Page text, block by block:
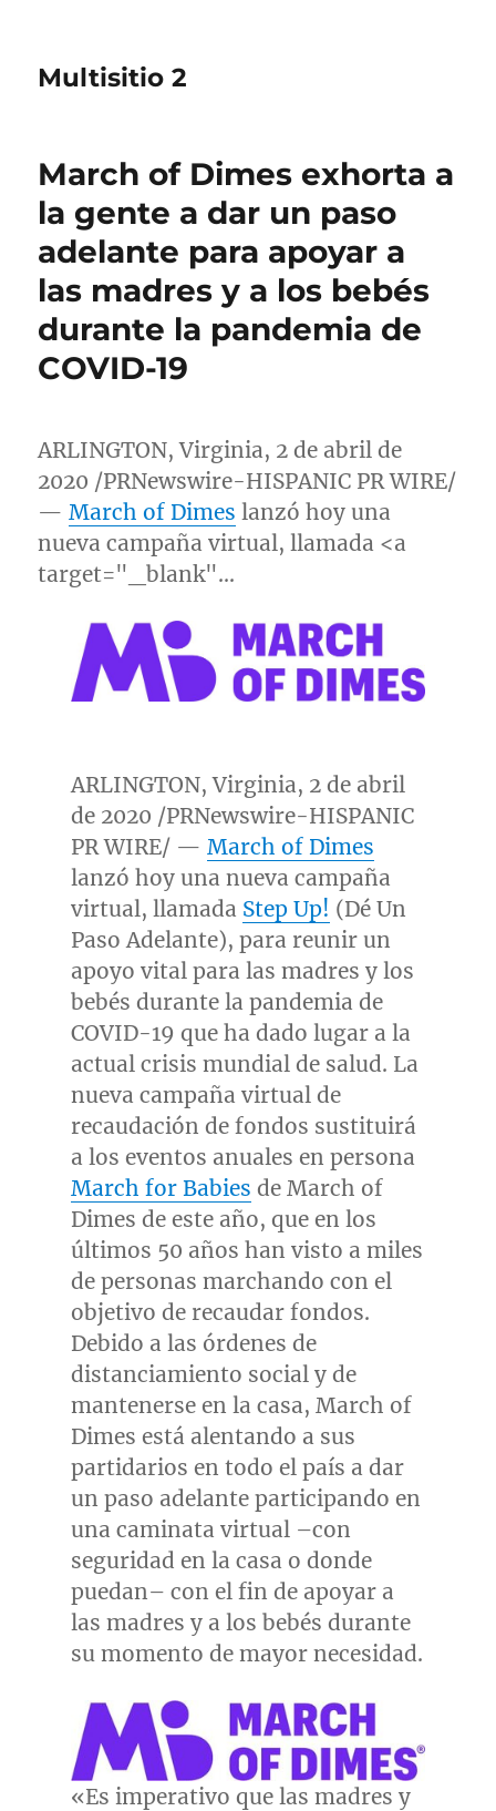
Multisitio 2
March of Dimes exhorta a
la gente a dar un paso
adelante para apoyar a
las madres y a los bebés
durante la pandemia de
COVID-19
ARLINGTON, Virginia, 2 de abril de
2020 /PRNewswire-HISPANIC PR WIRE/
—March of Dimes lanzó hoy una
nueva campaña virtual, llamada <a
target="_blank"…
ARLINGTON, Virginia, 2 de abril
de 2020 /PRNewswire-HISPANIC
PR WIRE/ — March of Dimes
lanzó hoy una nueva campaña
virtual, llamada Step Up! (Dé Un
Paso Adelante), para reunir un
apoyo vital para las madres y los
bebés durante la pandemia de
COVID-19 que ha dado lugar a la
actual crisis mundial de salud. La
nueva campaña virtual de
recaudación de fondos sustituirá
a los eventos anuales en persona
March for Babies de March of
Dimes de este año, que en los
últimos 50 años han visto a miles
de personas marchando con el
objetivo de recaudar fondos.
Debido a las órdenes de
distanciamiento social y de
mantenerse en la casa, March of
Dimes está alentando a sus
partidarios en todo el país a dar
un paso adelante participando en
una caminata virtual –con
seguridad en la casa o donde
puedan– con el fin de apoyar a
las madres y a los bebés durante
su momento de mayor necesidad.
«Es imperativo que las madres y